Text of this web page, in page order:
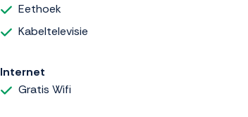
Eethoek
Kabeltelevisie
Internet
Gratis Wifi